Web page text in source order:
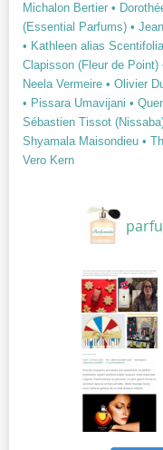
Michalon Bertier •
(Essential Parfums) •
• Kathleen alias
Clapisson (Fleur de Point)
Neela Vermeire • Olivier
• Pissara Umavijani •
Sébastien Tissot
Shyamala Maisondieu •
Vero Kern